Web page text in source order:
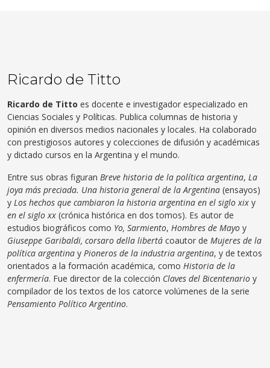
Ricardo de Titto
Ricardo de Titto es docente e investigador especializado en
Ciencias Sociales y Políticas. Publica columnas de historia y
opinión en diversos medios nacionales y locales. Ha colaborado
con prestigiosos autores y colecciones de difusión y académicas
y dictado cursos en la Argentina y el mundo.
Entre sus obras figuran Breve historia de la política argentina, La
joya más preciada. Una historia general de la Argentina (ensayos)
y Los hechos que cambiaron la historia argentina en el siglo xix y
en el siglo xx (crónica histórica en dos tomos). Es autor de
estudios biográficos como Yo, Sarmiento, Hombres de Mayo y
Giuseppe Garibaldi, corsaro della libertá coautor de Mujeres de la
política argentina y Pioneros de la industria argentina, y de textos
orientados a la formación académica, como Historia de la
enfermería. Fue director de la colección Claves del Bicentenario y
compilador de los textos de los catorce volúmenes de la serie
Pensamiento Político Argentino.